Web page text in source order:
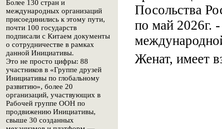
Более 130 стран и
международных организаций
присоединились к этому пути,
почти 100 государств
подписали с Китаем документы
о сотрудничестве в рамках
данной Инициативы.
Это не просто цифры: 88
участников в «Группе друзей
Инициативы по глобальному
развитию», более 20
организаций, участвующих в
Рабочей группе ООН по
продвижению Инициативы,
свыше 30 созданных
Посольства
по май 2026г.
Женат, имеет